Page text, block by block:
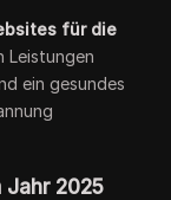
für die
Leistungen
ein gesundes
Jahr 2025